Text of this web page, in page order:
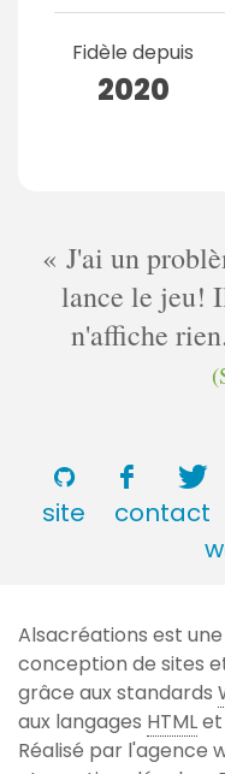
Fidèle depuis
2020
J'ai un
lance le jeu!
n'affiche
site
contact
Alsacréations est
conception de sites
grâce aux standards
aux langages HTMLet
Réalisé par l'agence